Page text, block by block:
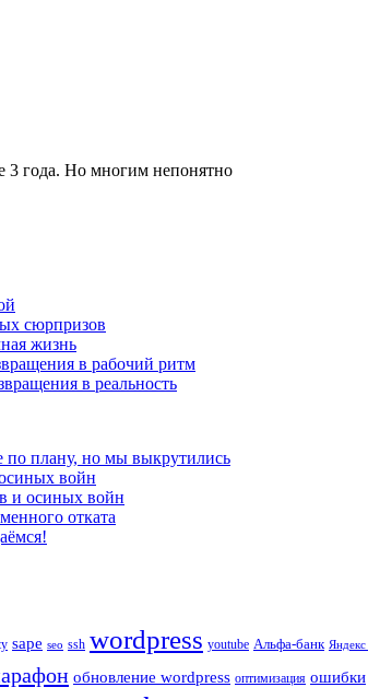
3 года. Но многим непонятно
сюрпризов
жизнь
в рабочий ритм
в реальность
по плану, но мы выкрутились
войн
и осиных войн
отката
sape seo ssh wordpress youtube Альфа-банк
обновление wordpress оптимизация ошибки